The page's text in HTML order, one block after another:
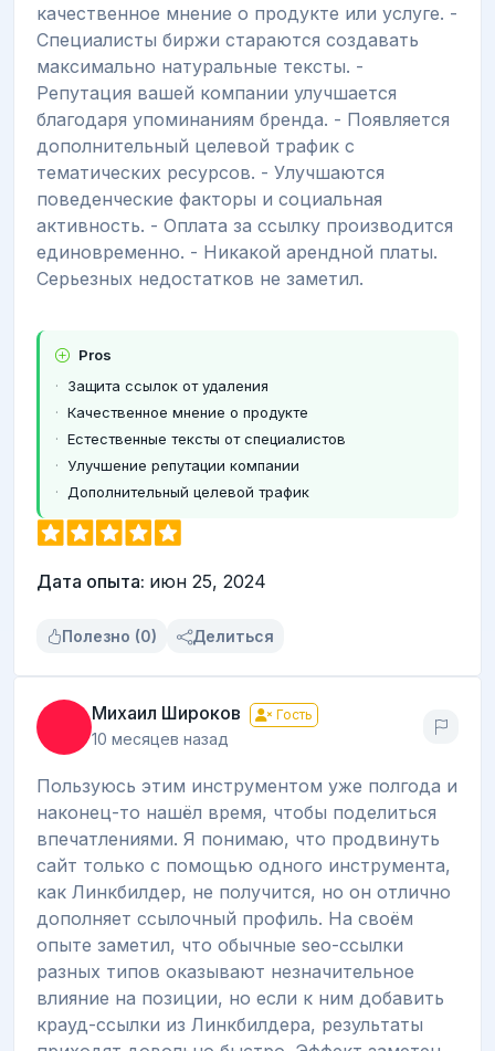
качественное мнение о продукте или услуге. -
Специалисты биржи стараются создавать
максимально натуральные тексты. -
Репутация вашей компании улучшается
благодаря упоминаниям бренда. - Появляется
дополнительный целевой трафик с
тематических ресурсов. - Улучшаются
поведенческие факторы и социальная
активность. - Оплата за ссылку производится
единовременно. - Никакой арендной платы.
Серьезных недостатков не заметил.
Pros
Защита ссылок от удаления
Качественное мнение о продукте
Естественные тексты от специалистов
Улучшение репутации компании
Дополнительный целевой трафик
Дата опыта: июн 25, 2024
Полезно (0) Делиться
Михаил Широков Гость
10 месяцев назад
Пользуюсь этим инструментом уже полгода и
наконец-то нашёл время, чтобы поделиться
впечатлениями. Я понимаю, что продвинуть
сайт только с помощью одного инструмента,
как Линкбилдер, не получится, но он отлично
дополняет ссылочный профиль. На своём
опыте заметил, что обычные seo-ссылки
разных типов оказывают незначительное
влияние на позиции, но если к ним добавить
крауд-ссылки из Линкбилдера, результаты